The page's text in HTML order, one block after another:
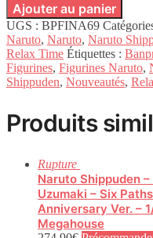
Ajouter au panier
UGS : BPFINA69
Naruto, Naruto, Naruto
Relax Time Étiquettes :
Figurines, Figurines Naruto,
Shippuden, Nouveautés,
Produits
Rupture
Naruto Shippuden
Uzumaki – Six
Anniversary Ver. –
Megahouse